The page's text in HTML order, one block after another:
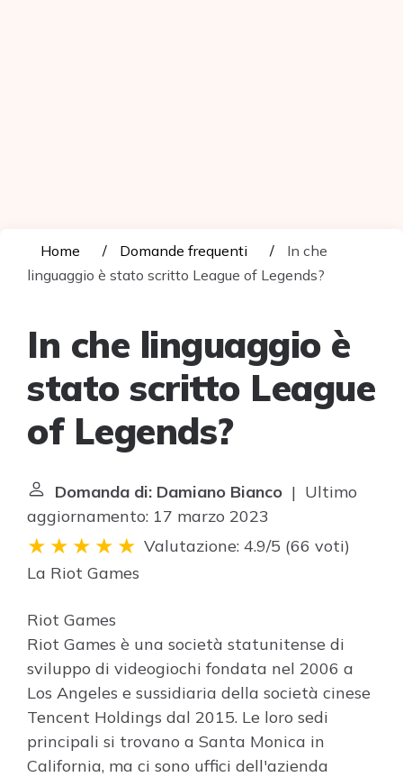
Home Domande frequenti
In che
linguaggio è stato scritto League of Legends?
In che linguaggio è
stato scritto League
of Legends?
Domanda di: Damiano Bianco | Ultimo
aggiornamento: 17 marzo 2023
Valutazione: 4.9/5 (66 voti)
La Riot Games
Riot Games
Riot Games è una società statunitense di
sviluppo di videogiochi fondata nel 2006 a
Los Angeles e sussidiaria della società cinese
Tencent Holdings dal 2015. Le loro sedi
principali si trovano a Santa Monica in
California, ma ci sono uffici dell'azienda